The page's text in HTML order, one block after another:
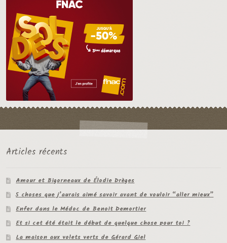
Articles récents
Amour et Bigorneaux de Élodie Drèges
5 choses que j’aurais aimé savoir avant de vouloir “aller mieux”
Enfer dans le Médoc de Benoit Demortier
Et si cet été était le début de quelque chose pour toi ?
La maison aux volets verts de Gérard Giel